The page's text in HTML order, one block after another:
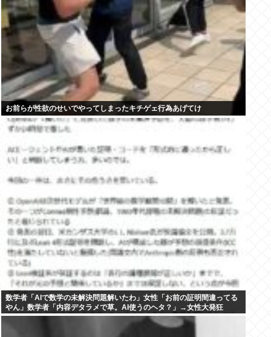
お前らが性欲のせいでやってしまったキチゲェ行為あげてけ
数学者「AIで数学の未解決問題解いたわ」女性「お前の証明間違ってる
やん」数学者「内容デタラメで草。AI使うのヘタ？」→女性大発狂